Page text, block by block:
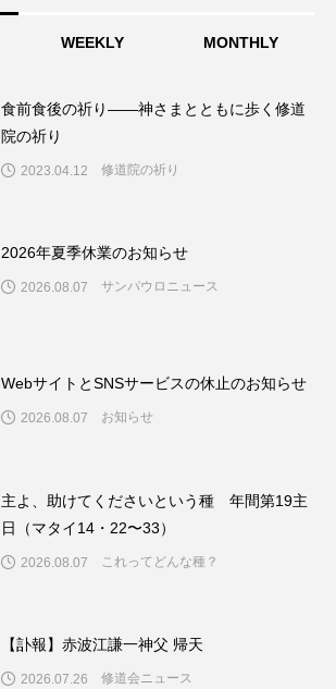
WEEKLY MONTHLY
食前食後の祈り――神さまとともに歩く修道
院の祈り
2023.04.12 修道院の祈り
2026年夏季休業のお知らせ
2026.08.07 サンパウロニュース
WebサイトとSNSサービスの休止のお知らせ
2026.08.07 お知らせ
主よ、助けてくださいという種 年間第19主
日（マタイ14・22〜33）
2026.08.07 これってどんな種？
【訃報】赤波江謙一神父 帰天
2026.07.26 修道会ニュース